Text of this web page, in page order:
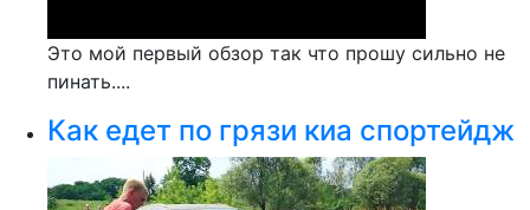
Это мой первый обзор так что прошу сильно не
пинать....
Как едет по грязи киа спортейдж